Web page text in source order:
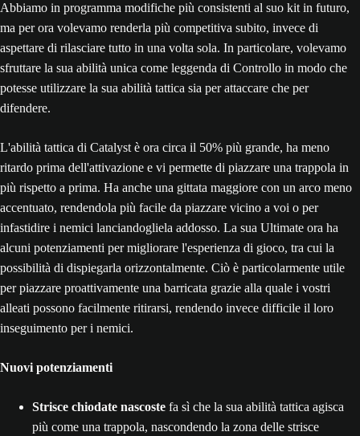
Abbiamo in programma modifiche più consistenti al suo kit in futuro,
ma per ora volevamo renderla più competitiva subito, invece di
aspettare di rilasciare tutto in una volta sola. In particolare, volevamo
sfruttare la sua abilità unica come leggenda di Controllo in modo che
potesse utilizzare la sua abilità tattica sia per attaccare che per
difendere.
L'abilità tattica di Catalyst è ora circa il 50% più grande, ha meno
ritardo prima dell'attivazione e vi permette di piazzare una trappola in
più rispetto a prima. Ha anche una gittata maggiore con un arco meno
accentuato, rendendola più facile da piazzare vicino a voi o per
infastidire i nemici lanciandogliela addosso. La sua Ultimate ora ha
alcuni potenziamenti per migliorare l'esperienza di gioco, tra cui la
possibilità di dispiegarla orizzontalmente. Ciò è particolarmente utile
per piazzare proattivamente una barricata grazie alla quale i vostri
alleati possono facilmente ritirarsi, rendendo invece difficile il loro
inseguimento per i nemici.
Nuovi potenziamenti
Strisce chiodate nascoste fa sì che la sua abilità tattica agisca
più come una trappola, nascondendo la zona delle strisce